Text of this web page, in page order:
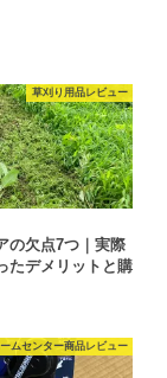
草刈り用品レビュー
の欠点7つ｜実際
たデメリットと購
ムセンター商品レビュー